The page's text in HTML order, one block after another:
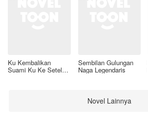
Ku Kembalikan
Suami Ku Ke Setelan
Sembilan Gulungan
Naga Legendaris
Novel Lainnya